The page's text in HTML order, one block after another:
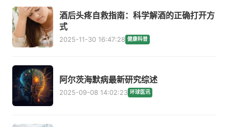
酒后头疼自救指南：科学解酒的正确打开方
式
2025-11-30 16:47:28 健康科普
阿尔茨海默病最新研究综述
2025-09-08 14:02:23 环球医讯